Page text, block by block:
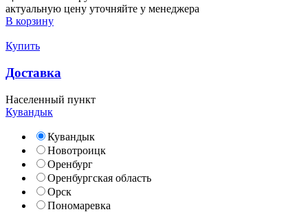
актуальную цену уточняйте у менеджера
В корзину
Купить
Доставка
Населенный пункт
Кувандык
Кувандык
Новотроицк
Оренбург
Оренбургская область
Орск
Пономаревка